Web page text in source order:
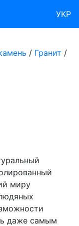
УКР
/ Гранит /
миру
даже самым